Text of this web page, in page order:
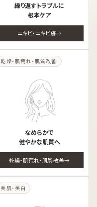
繰り返すトラブルに
根本ケア
ニキビ・ニキビ跡
乾燥・肌荒れ・肌質改善
なめらかで
健やかな肌質へ
乾燥・肌荒れ・肌質改善
美肌・美白